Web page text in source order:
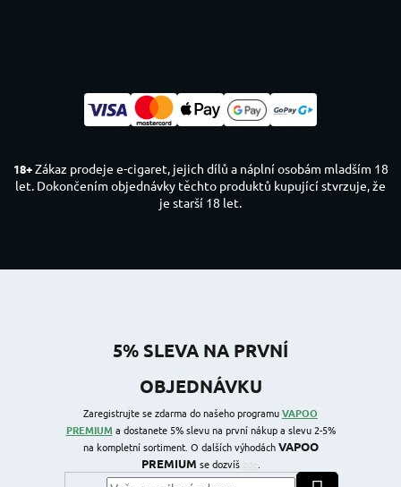
18+Zákaz prodeje e-cigaret, jejich dílů a náplní osobám mladším 18
let. Dokončením objednávky těchto produktů kupující stvrzuje, že
je starší 18 let.
5% SLEVA NA PRVNÍ
OBJEDNÁVKU
Zaregistrujte se zdarma do našeho programuVAPOO
PREMIUMa dostanete 5% slevu na první nákup a slevu 2-5%
na kompletní sortiment. O dalších výhodáchVAPOO
PREMIUM se dozvíš .